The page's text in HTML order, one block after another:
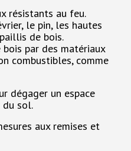
résistants au feu.
le pin, les hautes
de bois.
par des matériaux
combustibles, comme
dégager un espace
du sol.
aux remises et